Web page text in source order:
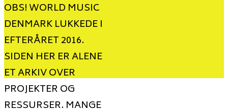
OBS! WORLD MUSIC
DENMARK LUKKEDE I
EFTERÅRET 2016.
SIDEN HER ER ALENE
ET ARKIV OVER
PROJEKTER OG